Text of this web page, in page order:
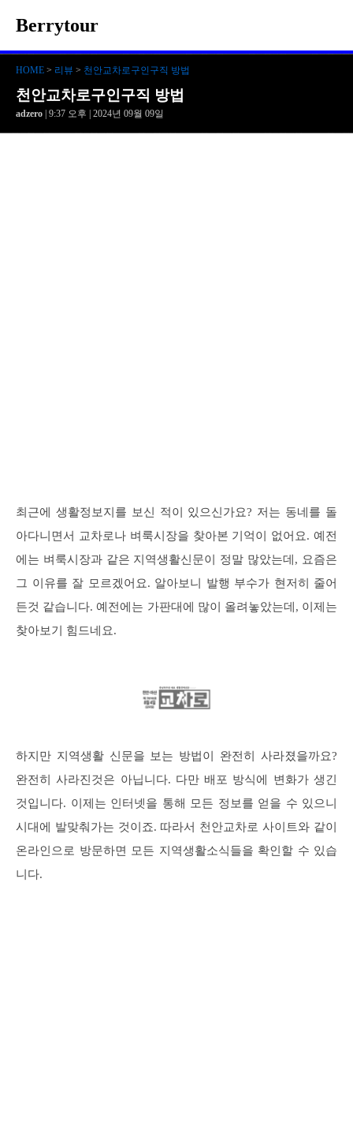
Berrytour
HOME > 리뷰 > 천안교차로구인구직 방법
천안교차로구인구직 방법
adzero | 9:37 오후 | 2024년 09월 09일
최근에 생활정보지를 보신 적이 있으신가요? 저는 동네를 돌
아다니면서 교차로나 벼룩시장을 찾아본 기억이 없어요. 예전
에는 벼룩시장과 같은 지역생활신문이 정말 많았는데, 요즘은
그 이유를 잘 모르겠어요. 알아보니 발행 부수가 현저히 줄어
든것 같습니다. 예전에는 가판대에 많이 올려놓았는데, 이제는
찾아보기 힘드네요.
하지만 지역생활 신문을 보는 방법이 완전히 사라졌을까요?
완전히 사라진것은 아닙니다. 다만 배포 방식에 변화가 생긴
것입니다. 이제는 인터넷을 통해 모든 정보를 얻을 수 있으니
시대에 발맞춰가는 것이죠. 따라서 천안교차로 사이트와 같이
온라인으로 방문하면 모든 지역생활소식들을 확인할 수 있습
니다.